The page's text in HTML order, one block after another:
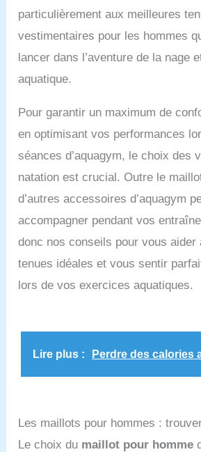
particulièrement aux meilleures
vestimentaires pour les hommes
lancer dans l’aventure de la nage
aquatique.
Pour garantir un maximum de
en optimisant vos performances
séances d’aquagym, le choix des
natation est crucial. Outre le
d’autres accessoires d’aquagym
accompagner pendant vos
donc nos conseils pour vous aider
tenues idéales et vous sentir
lors de vos exercices aquatiques.
Lire plus : Perdre des calories
Les maillots pour hommes :
Le choix du maillot pour homme